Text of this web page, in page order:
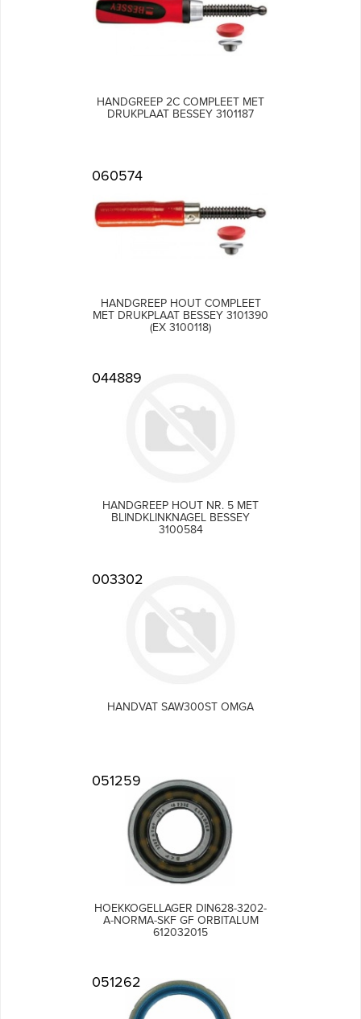
HANDGREEP 2C COMPLEET MET
DRUKPLAAT BESSEY 3101187
060574
HANDGREEP HOUT COMPLEET
MET DRUKPLAAT BESSEY 3101390
(EX 3100118)
044889
HANDGREEP HOUT NR. 5 MET
BLINDKLINKNAGEL BESSEY
3100584
003302
HANDVAT SAW300ST OMGA
051259
HOEKKOGELLAGER DIN628-3202-
A-NORMA-SKF GF ORBITALUM
612032015
051262